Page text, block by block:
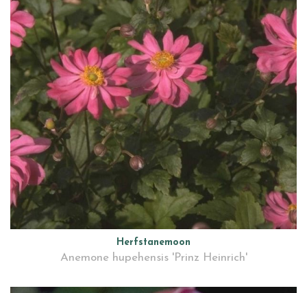
Herfstanemoon
Anemone hupehensis 'Prinz Heinrich'